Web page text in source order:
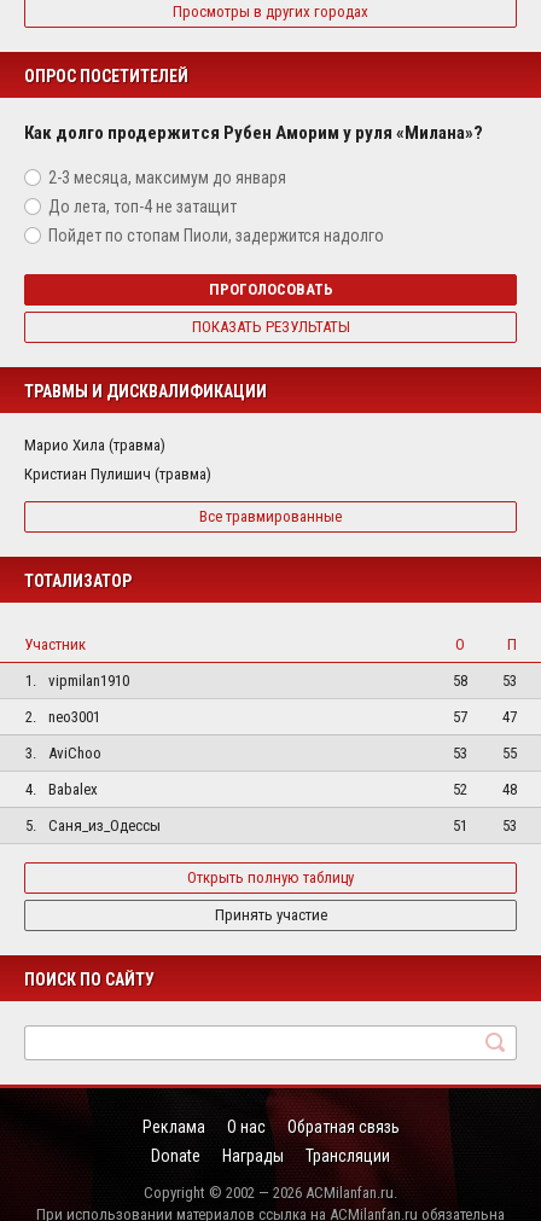
Просмотры в других городах
ОПРОС ПОСЕТИТЕЛЕЙ
Как долго продержится Рубен Аморим у руля «Милана»?
2-3 месяца, максимум до января
До лета, топ-4 не затащит
Пойдет по стопам Пиоли, задержится надолго
ПРОГОЛОСОВАТЬ
ПОКАЗАТЬ РЕЗУЛЬТАТЫ
ТРАВМЫ И ДИСКВАЛИФИКАЦИИ
Марио Хила (травма)
Кристиан Пулишич (травма)
Все травмированные
ТОТАЛИЗАТОР
Участник О
П
1.
vipmilan1910 58
53
2.
neo3001 57
47
3.
AviChoo 53
55
4.
Babalex 52
48
5.
Саня_из_Одессы 51 53
Открыть полную таблицу
Принять участие
ПОИСК ПО САЙТУ
Реклама О нас
Обратная связь
Donate
Награды Трансляции
Copyright © 2002 — 2026 ACMilanfan.ru.
При использовании материалов ссылка на ACMilanfan.ru обязательна